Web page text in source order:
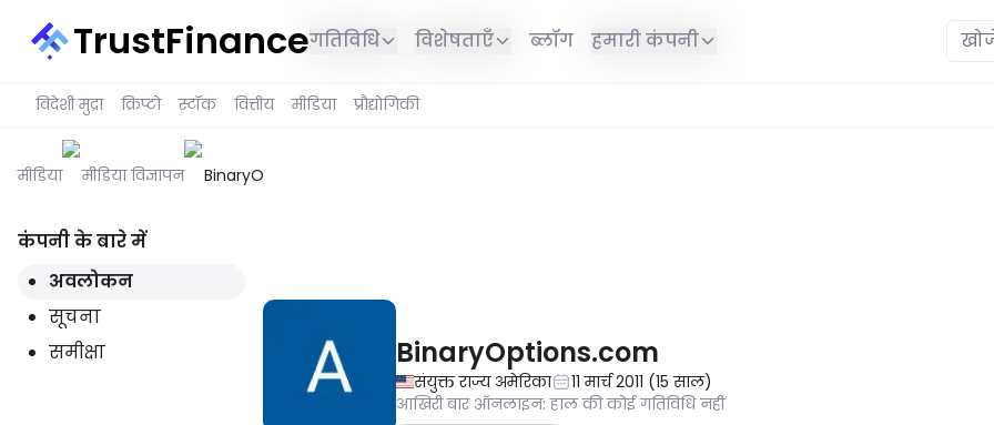
TrustFinanceगतिविधि विशेषताएँ ब्लॉग हमारी कंपनी
विदेशी मुद्रा क्रिप्टो स्टॉक वित्तीय मीडिया प्रौद्योगिकी
मीडिया मीडिया विज्ञापन BinaryOptions.com
कंपनी के बारे में
अवलोकन
सूचना
समीक्षा
BinaryOptions.com
संयुक्त राज्य अमेरिका 11 मार्च 2011 (15 साल)
आखिरी बार ऑनलाइन: हाल की कोई गतिविधि नहीं